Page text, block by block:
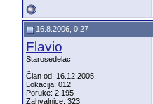
16.8.2006, 0:27
Flavio
Starosedelac
Član od: 16.12.2005.
Lokacija: 012
Poruke: 2.195
Zahvalnice: 323